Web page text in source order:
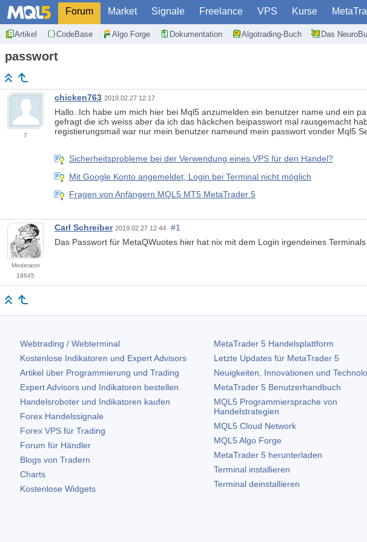
Forum Market Signale Freelance VPS Kurse
Artikel CodeBase Algo Forge Dokumentation Algotrading-Buch Das
passwort
7
chicken763 2019.02.27 12:17
Hallo..Ich habe um mich hier bei Mql5 anzumelden ein benutzer name und ein
gefragt die ich weiss aber da ich das häckchen beipasswort mal rausgemacht
registierungsmail war nur mein benutzer nameund mein passwort vonder Mql5
Sicherheitsprobleme bei der Verwendung eines VPS für den Handel?
Mit Google Konto angemeldet, Login bei Terminal nicht möglich
Fragen von Anfängern MQL5 MT5 MetaTrader 5
Moderator
18645
Carl Schreiber 2019.02.27 12:44
#1
Das Passwort für MetaQWuotes hier hat nix mit dem Login irgendeines
Webtrading / Webterminal
Kostenlose Indikatoren und Expert Advisors
Artikel über Programmierung und Trading
Expert Advisors und Indikatoren bestellen
Handelsroboter und Indikatoren kaufen
Forex Handelssignale
Forex VPS für Trading
Forum für Händler
Blogs von Tradern
Charts
Kostenlose Widgets
MetaTrader 5Handelsplattform
Letzte Updates für MetaTrader 5
Neuigkeiten, Innovationen und
MetaTrader 5Benutzerhandbuch
MQL5 Programmiersprache von
Handelstrategien
MQL5 Cloud Network
MQL5 Algo Forge
MetaTrader 5herunterladen
Terminal installieren
Terminal deinstallieren